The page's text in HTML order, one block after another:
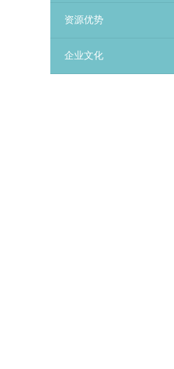
资源优势
企业文化